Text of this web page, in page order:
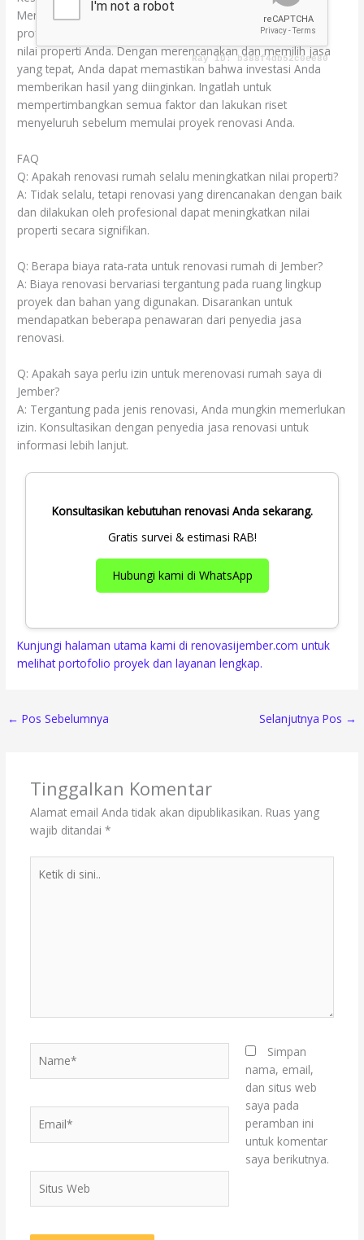
Merenovasi rumah Anda dengan bantuan jasa renovasi
profesional di Jember dapat secara signifikan meningkatkan
nilai properti Anda. Dengan merencanakan dan memilih jasa
yang tepat, Anda dapat memastikan bahwa investasi Anda
memberikan hasil yang diinginkan. Ingatlah untuk
mempertimbangkan semua faktor dan lakukan riset
menyeluruh sebelum memulai proyek renovasi Anda.
FAQ
Q: Apakah renovasi rumah selalu meningkatkan nilai properti?
A: Tidak selalu, tetapi renovasi yang direncanakan dengan baik
dan dilakukan oleh profesional dapat meningkatkan nilai
properti secara signifikan.
Q: Berapa biaya rata-rata untuk renovasi rumah di Jember?
A: Biaya renovasi bervariasi tergantung pada ruang lingkup
proyek dan bahan yang digunakan. Disarankan untuk
mendapatkan beberapa penawaran dari penyedia jasa
renovasi.
Q: Apakah saya perlu izin untuk merenovasi rumah saya di
Jember?
A: Tergantung pada jenis renovasi, Anda mungkin memerlukan
izin. Konsultasikan dengan penyedia jasa renovasi untuk
informasi lebih lanjut.
Konsultasikan kebutuhan renovasi Anda sekarang.
Gratis survei & estimasi RAB!
Hubungi kami di WhatsApp
Kunjungi halaman utama kami di renovasijember.com untuk
melihat portofolio proyek dan layanan lengkap.
← Pos Sebelumnya Selanjutnya Pos →
Tinggalkan Komentar
Alamat email Anda tidak akan dipublikasikan. Ruas yang
wajib ditandai *
Web
Simpan
nama, email,
dan situs web
saya pada
peramban ini
untuk komentar
saya berikutnya.